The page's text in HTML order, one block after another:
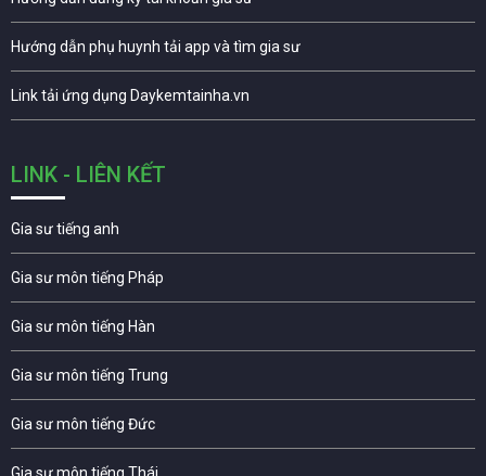
Hướng dẫn phụ huynh tải app và tìm gia sư
Link tải ứng dụng Daykemtainha.vn
LINK - LIÊN KẾT
Gia sư tiếng anh
Gia sư môn tiếng Pháp
Gia sư môn tiếng Hàn
Gia sư môn tiếng Trung
Gia sư môn tiếng Đức
Gia sư môn tiếng Thái